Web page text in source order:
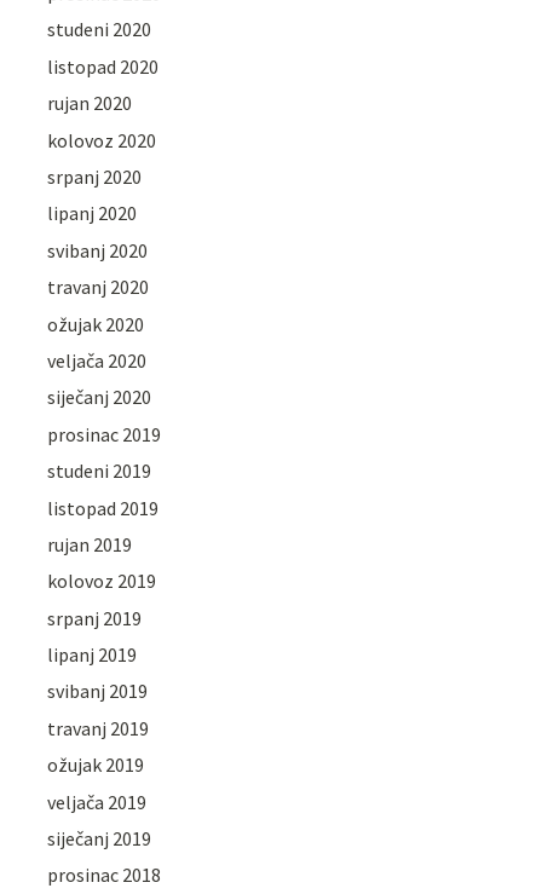
studeni 2020
listopad 2020
rujan 2020
kolovoz 2020
srpanj 2020
lipanj 2020
svibanj 2020
travanj 2020
ožujak 2020
veljača 2020
siječanj 2020
prosinac 2019
studeni 2019
listopad 2019
rujan 2019
kolovoz 2019
srpanj 2019
lipanj 2019
svibanj 2019
travanj 2019
ožujak 2019
veljača 2019
siječanj 2019
prosinac 2018